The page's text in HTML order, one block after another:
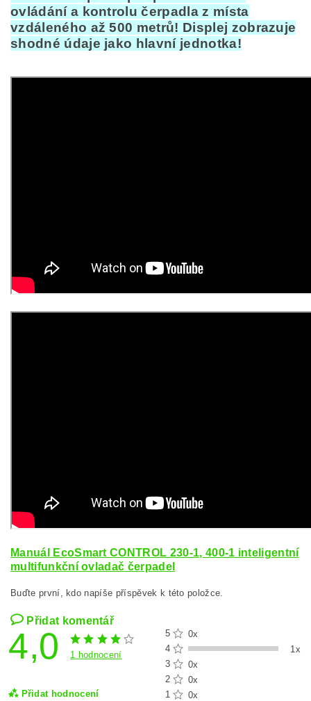
ovládání a kontrolu čerpadla z místa
vzdáleného až 500 metrů! Displej zobrazuje
shodné údaje jako hlavní jednotka!
Manuál EcoSmart CONTROL 230-1, 400-1 inteligentní
multifunkční ovladač čerpadel
Buďte první, kdo napíše příspěvek k této položce.
Přidat komentář
4,0 1 hodnocení
Přidat hodnocení
5
0x
4
1x
3
0x
2
0x
1
0x